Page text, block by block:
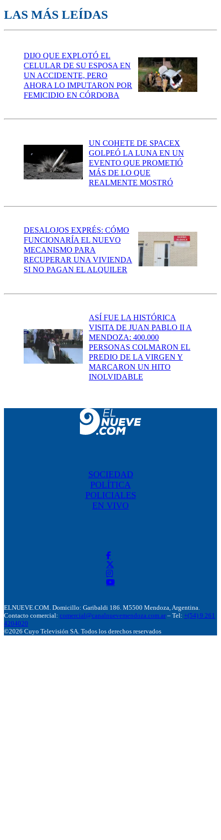
LAS MÁS LEÍDAS
DIJO QUE EXPLOTÓ EL
CELULAR DE SU ESPOSA EN
UN ACCIDENTE, PERO
AHORA LO IMPUTARON POR
FEMICIDIO EN CÓRDOBA
UN COHETE DE SPACEX
GOLPEÓ LA LUNA EN UN
EVENTO QUE PROMETIÓ
MÁS DE LO QUE
REALMENTE MOSTRÓ
DESALOJOS EXPRÉS: CÓMO
FUNCIONARÍA EL NUEVO
MECANISMO PARA
RECUPERAR UNA VIVIENDA
SI NO PAGAN EL ALQUILER
ASÍ FUE LA HISTÓRICA
VISITA DE JUAN PABLO II A
MENDOZA: 400.000
PERSONAS COLMARON EL
PREDIO DE LA VIRGEN Y
MARCARON UN HITO
INOLVIDABLE
SOCIEDAD
POLÍTICA
POLICIALES
EN VIVO
ELNUEVE.COM. Domicillo: Garibaldi 186. M5500 Mendoza, Argentina.
Contacto comercial: comercial@canalnuevemendoza.com.ar – Tel: +(54) 9 261
4204020
©2026 Cuyo Televisión SA. Todos los derechos reservados